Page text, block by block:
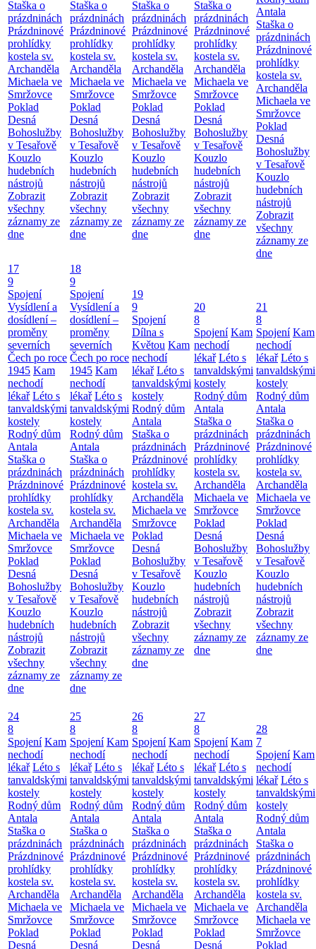
Staška o
prázdninách
Prázdninové
prohlídky
kostela sv.
Archanděla
Michaela ve
Smržovce
Poklad
Desná
Bohoslužby
v Tesařově
Kouzlo
hudebních
nástrojů
Zobrazit
všechny
záznamy ze
dne
Staška o
prázdninách
Prázdninové
prohlídky
kostela sv.
Archanděla
Michaela ve
Smržovce
Poklad
Desná
Bohoslužby
v Tesařově
Kouzlo
hudebních
nástrojů
Zobrazit
všechny
záznamy ze
dne
Staška o
prázdninách
Prázdninové
prohlídky
kostela sv.
Archanděla
Michaela ve
Smržovce
Poklad
Desná
Bohoslužby
v Tesařově
Kouzlo
hudebních
nástrojů
Zobrazit
všechny
záznamy ze
dne
Staška o
prázdninách
Prázdninové
prohlídky
kostela sv.
Archanděla
Michaela ve
Smržovce
Poklad
Desná
Bohoslužby
v Tesařově
Kouzlo
hudebních
nástrojů
Zobrazit
všechny
záznamy ze
dne
Antala
Staška o
prázdninách
Prázdninové
prohlídky
kostela sv.
Archanděla
Michaela ve
Smržovce
Poklad
Desná
Bohoslužby
v Tesařově
Kouzlo
hudebních
nástrojů
Zobrazit
všechny
záznamy ze
dne
17
9
Spojení
Vysídlení a
dosídlení –
proměny
severních
Čech po roce
1945 Kam
nechodí
lékař Léto s
tanvaldskými
kostely
Rodný dům
Antala
Staška o
prázdninách
Prázdninové
prohlídky
kostela sv.
Archanděla
Michaela ve
Smržovce
Poklad
Desná
Bohoslužby
v Tesařově
Kouzlo
hudebních
nástrojů
Zobrazit
všechny
záznamy ze
dne
18
9
Spojení
Vysídlení a
dosídlení –
proměny
severních
Čech po roce
1945 Kam
nechodí
lékař Léto s
tanvaldskými
kostely
Rodný dům
Antala
Staška o
prázdninách
Prázdninové
prohlídky
kostela sv.
Archanděla
Michaela ve
Smržovce
Poklad
Desná
Bohoslužby
v Tesařově
Kouzlo
hudebních
nástrojů
Zobrazit
všechny
záznamy ze
dne
19
9
Spojení
Dílna s
Květou Kam
nechodí
lékař Léto s
tanvaldskými
kostely
Rodný dům
Antala
Staška o
prázdninách
Prázdninové
prohlídky
kostela sv.
Archanděla
Michaela ve
Smržovce
Poklad
Desná
Bohoslužby
v Tesařově
Kouzlo
hudebních
nástrojů
Zobrazit
všechny
záznamy ze
dne
20
8
Spojení Kam
nechodí
lékař Léto s
tanvaldskými
kostely
Rodný dům
Antala
Staška o
prázdninách
Prázdninové
prohlídky
kostela sv.
Archanděla
Michaela ve
Smržovce
Poklad
Desná
Bohoslužby
v Tesařově
Kouzlo
hudebních
nástrojů
Zobrazit
všechny
záznamy ze
dne
21
8
Spojení Kam
nechodí
lékař Léto s
tanvaldskými
kostely
Rodný dům
Antala
Staška o
prázdninách
Prázdninové
prohlídky
kostela sv.
Archanděla
Michaela ve
Smržovce
Poklad
Desná
Bohoslužby
v Tesařově
Kouzlo
hudebních
nástrojů
Zobrazit
všechny
záznamy ze
dne
24
8
Spojení Kam
nechodí
lékař Léto s
tanvaldskými
kostely
Rodný dům
Antala
Staška o
prázdninách
Prázdninové
prohlídky
kostela sv.
Archanděla
Michaela ve
Smržovce
Poklad
Desná
25
8
Spojení Kam
nechodí
lékař Léto s
tanvaldskými
kostely
Rodný dům
Antala
Staška o
prázdninách
Prázdninové
prohlídky
kostela sv.
Archanděla
Michaela ve
Smržovce
Poklad
Desná
26
8
Spojení Kam
nechodí
lékař Léto s
tanvaldskými
kostely
Rodný dům
Antala
Staška o
prázdninách
Prázdninové
prohlídky
kostela sv.
Archanděla
Michaela ve
Smržovce
Poklad
Desná
27
8
Spojení Kam
nechodí
lékař Léto s
tanvaldskými
kostely
Rodný dům
Antala
Staška o
prázdninách
Prázdninové
prohlídky
kostela sv.
Archanděla
Michaela ve
Smržovce
Poklad
Desná
28
7
Spojení Kam
nechodí
lékař Léto s
tanvaldskými
kostely
Rodný dům
Antala
Staška o
prázdninách
Prázdninové
prohlídky
kostela sv.
Archanděla
Michaela ve
Smržovce
Poklad